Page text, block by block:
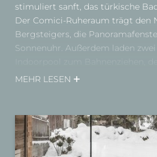
stimuliert sanft, das türkische
Der Comici-Ruheraum trägt den
Bergsteigers, die
Sonnenuhr. Außerdem laden
Einfach-mal-treiben-Lassen. Der
Massagen verwenden alpine
Beautyanwendungen setzen auf
Wellnesstasche mit Bademänteln
MEHR LESEN